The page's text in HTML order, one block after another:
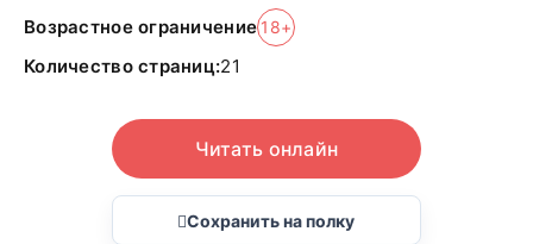
Возрастное ограничение 18+
Количество страниц:21
Читать онлайн
Сохранить на полку